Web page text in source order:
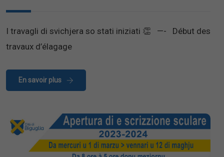
I travagli di svichjera so stati iniziati 👏 —- Début des
travaux d’élagage
En savoir plus